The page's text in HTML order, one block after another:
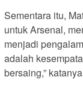
Sementara itu,
untuk Arsenal,
menjadi
adalah
bersaing,”